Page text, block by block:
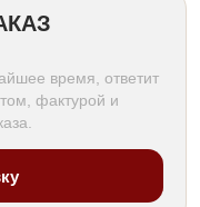
время, ответит
фактурой и